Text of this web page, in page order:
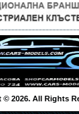
© 2026. All Rights